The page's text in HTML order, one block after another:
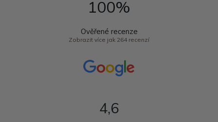
100%
Ověřené recenze
Zobrazit více jak 264 recenzí
4,6